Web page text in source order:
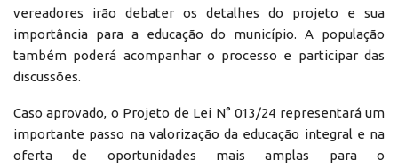
vereadores irão debater os detalhes do projeto e sua
importância para a educação do município. A população
também poderá acompanhar o processo e participar das
discussões.
Caso aprovado, o Projeto de Lei N° 013/24 representará um
importante passo na valorização da educação integral e na
oferta de oportunidades mais amplas para o